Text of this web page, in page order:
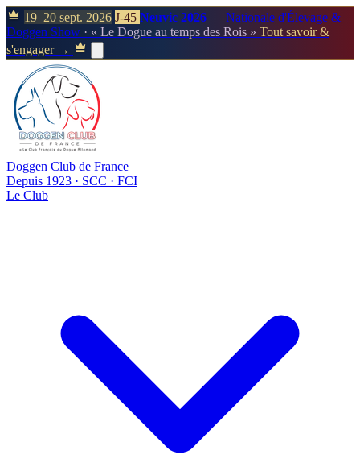
19–20 sept. 2026 J-45 Neuvic 2026 — Nationale d'Élevage &
Doggen Show · « Le Dogue au temps des Rois » Tout savoir &
s'engager →
Doggen Club de France
Depuis 1923 · SCC · FCI
Le Club